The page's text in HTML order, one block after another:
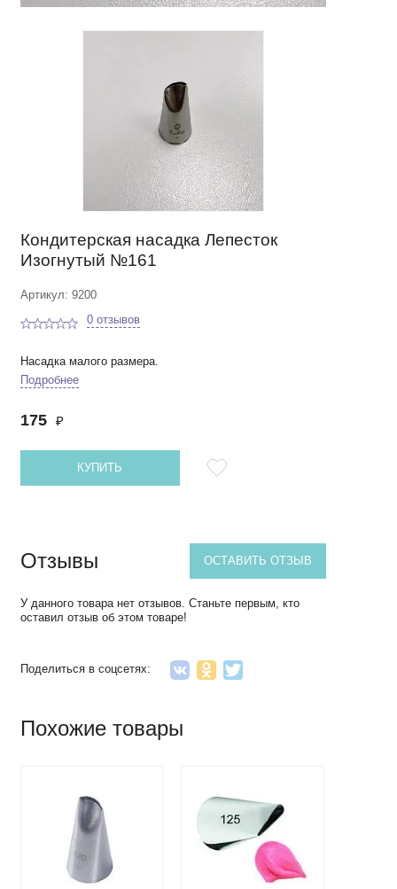
Кондитерская насадка Лепесток
Изогнутый №161
Артикул: 9200
0 отзывов
Насадка малого размера.
Подробнее
175 ₽
КУПИТЬ
Отзывы ОСТАВИТЬ ОТЗЫВ
У данного товара нет отзывов. Станьте первым, кто
оставил отзыв об этом товаре!
Поделиться в соцсетях:
Похожие товары